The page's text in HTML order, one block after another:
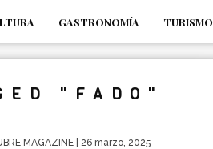
GASTRONOMÍA TURISMO
"FADO"
MAGAZINE | 26 marzo, 2025